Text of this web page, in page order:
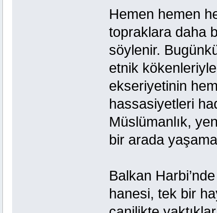
Hemen hemen
topraklara daha
söylenir.
etnik
ekseriyetinin
hassasiyetleri
Müslümanlık,
bir arada
Balkan
hanesi, tek bir